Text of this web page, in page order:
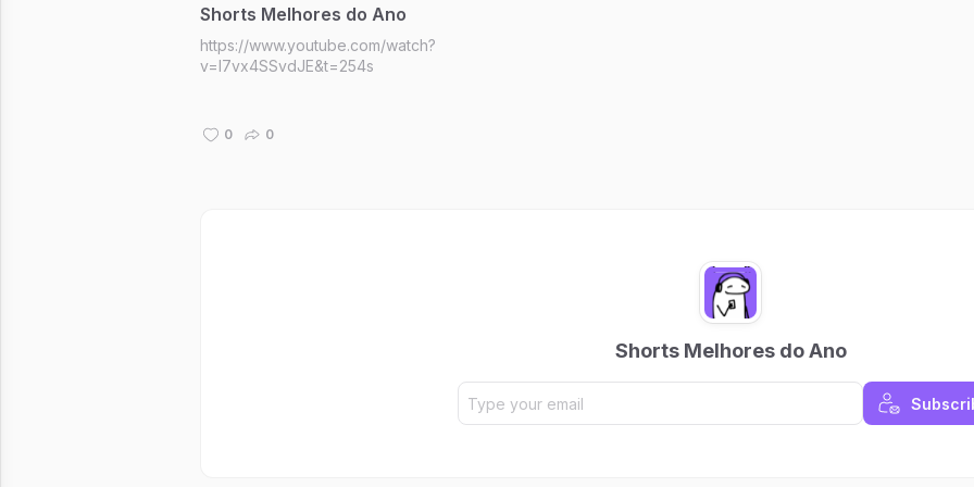
Shorts Melhores do Ano
https://www.youtube.com/watch?
v=l7vx4SSvdJE&t=254s
0 0
Shorts Melhores do Ano